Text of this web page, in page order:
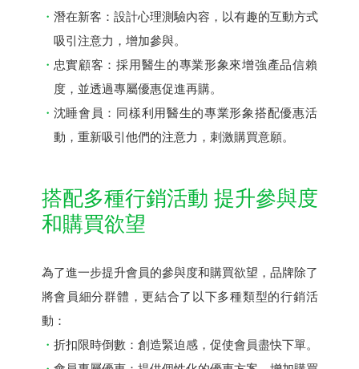
潛在新客：設計心理測驗內容，以有趣的互動方式
吸引注意力，增加參與。
忠實顧客：採用醫生的專業形象來增強產品信賴
度，並透過專屬優惠促進再購。
沈睡會員：同樣利用醫生的專業形象搭配優惠活
動，重新吸引他們的注意力，刺激購買意願。
搭配多種行銷活動 提升參與度
和購買欲望
為了進一步提升會員的參與度和購買欲望，品牌除了
將會員細分群體，更結合了以下多種類型的行銷活
動：
折扣限時倒數：創造緊迫感，促使會員盡快下單。